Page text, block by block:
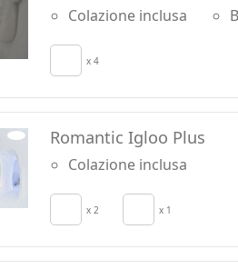
Colazione inclusa
x 4
Romantic Igloo Plus
Colazione inclusa
x 2 x 1